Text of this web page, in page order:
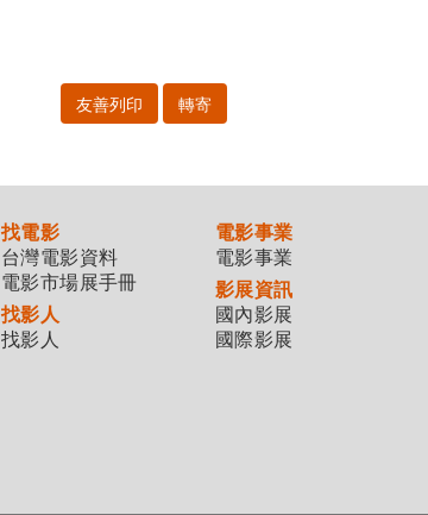
友善列印 轉寄
找電影
台灣電影資料
電影市場展手冊
找影人
找影人
電影事業
電影事業
影展資訊
國內影展
國際影展